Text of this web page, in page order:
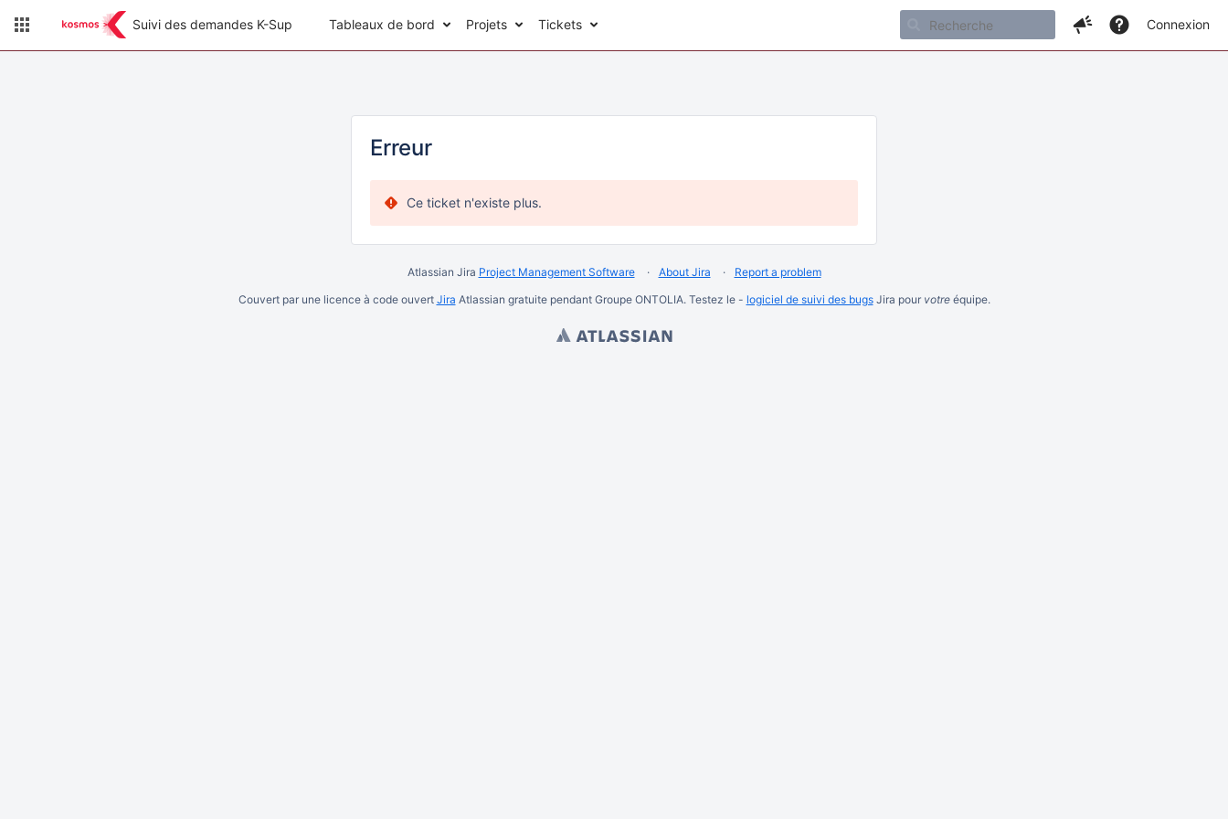
Suivi des demandes K-Sup Tableaux de bord Projets Tickets Connexion
Erreur
Ce ticket n'existe plus.
Atlassian Jira Project Management Software About Jira
Report a problem
Couvert par une licence à code ouvert Jira Atlassian gratuite pendant Groupe ONTOLIA. Testez le - logiciel de suivi des bugsJira pour votreéquipe.